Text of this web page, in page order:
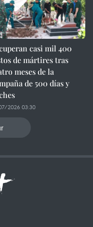
casi mil 400
de mártires tras
meses de la
de 500 días y
2026 03:30